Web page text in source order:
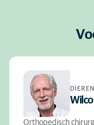
Orthopedisch